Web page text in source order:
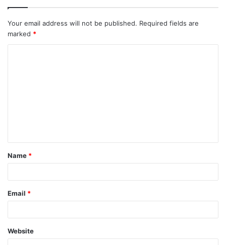
Your email address will not be published. Required fields are
marked *
t
*
Name *
Email *
Website